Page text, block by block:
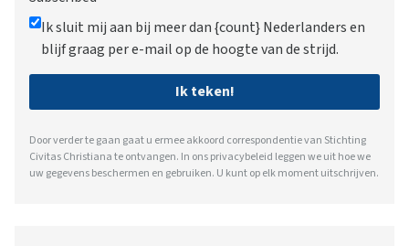
Ik sluit mij aan bij meer dan {count} Nederlanders en
blijf graag per e-mail op de hoogte van de strijd.
Ik teken!
Door verder te gaan gaat u ermee akkoord correspondentie van Stichting
Civitas Christiana te ontvangen. In onsprivacybeleid leggen we uit hoe we
uw gegevens beschermen en gebruiken. U kunt op elk moment uitschrijven.